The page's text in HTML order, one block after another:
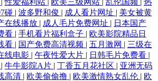
碰 | 波多野和俊 | 成人看片网址 | 美女被黄
在线播放 | 成人毛片免费网址 | 日本国产
看 | 手机看片福利盒子 | 欧美影院精品日
看 | 国产免费高清视频 | 五月激网 | 三级在
线电影 | 午夜性爱大片 | 日韩毛片免费看 |
| 牛牛影院A片 | 丁香五月花社区 | 亚洲无码
高清 | 欧美偷偷撸 | 欧美激情熟女乱伦 | 欧